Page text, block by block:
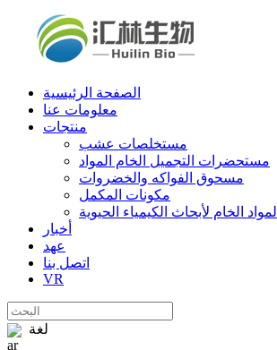
الصفحة الرئيسية
معلومات عنا
منتجات
مستخلصات عشب
مستحضرات التجميل الخام المواد
مسحوق الفواكه والخضروات
مكونات المكمل
المواد الخام لأبحاث الكيمياء الحيوية
أخبار
عهد
اتصل بنا
VR
لغة